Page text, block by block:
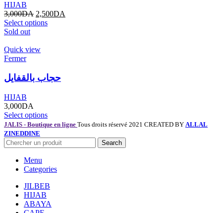
HIJAB
3,000DA 2,500DA
Select options
Sold out
Quick view
Fermer
حجاب بالقفايل
HIJAB
3,000DA
Select options
JALIS - Boutique en ligne Tous droits réservé 2021 CREATED BY ALLAL
ZINEDDINE
Search
Menu
Categories
JILBEB
HIJAB
ABAYA